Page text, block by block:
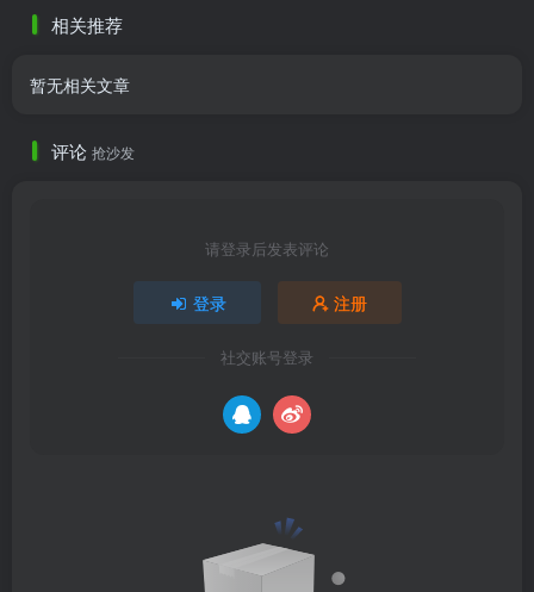
回头自己 ......
相关推荐
暂无相关文章
评论 抢沙发
请登录后发表评论
登录 注册
社交账号登录